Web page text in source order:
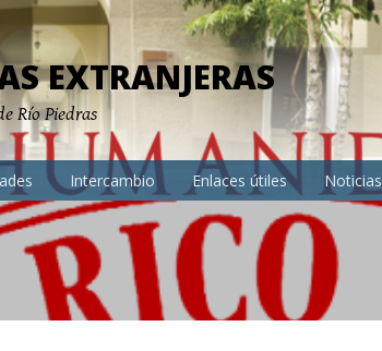
EXTRANJERAS
Río Piedras
Intercambio Enlaces útiles Noticias